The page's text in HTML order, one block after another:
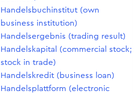
Handelsbuchinstitut (own
business institution)
Handelsergebnis (trading result)
Handelskapital (commercial stock;
stock in trade)
Handelskredit (business loan)
Handelsplattform (electronic